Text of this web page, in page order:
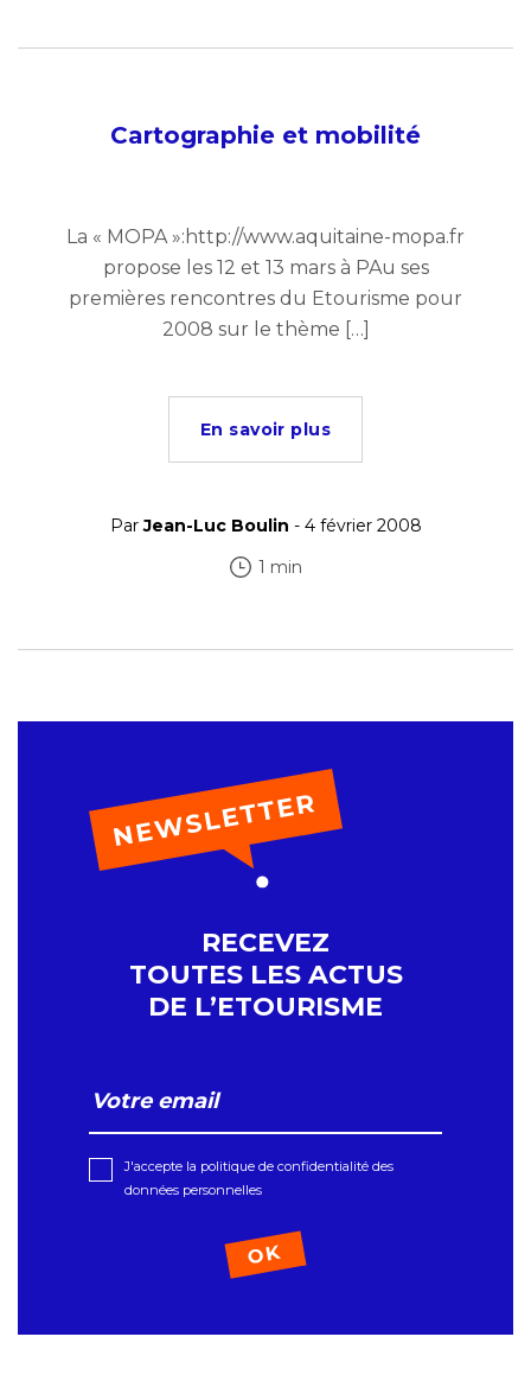
Cartographie et mobilité
La « MOPA »:http://www.aquitaine-mopa.fr
propose les 12 et 13 mars à PAu ses
premières rencontres du Etourisme pour
2008 sur le thème […]
En savoir plus
ParJean-Luc Boulin - 4 février 2008
1 min
RECEVEZ
TOUTES LES ACTUS
DE L’ETOURISME
J'accepte la politique de confidentialité des
données personnelles